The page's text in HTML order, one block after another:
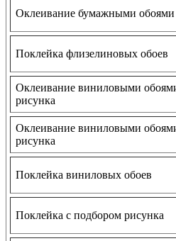
Оклеивание бумажными обоями
Поклейка флизелиновых обоев
Оклеивание виниловыми
рисунка
Оклеивание виниловыми
рисунка
Поклейка виниловых обоев
Поклейка с подбором рисунка